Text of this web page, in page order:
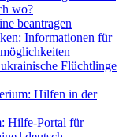
wo?
beantragen
Informationen für
Flüchtlinge
Hilfen in der
Hilfe-Portal für